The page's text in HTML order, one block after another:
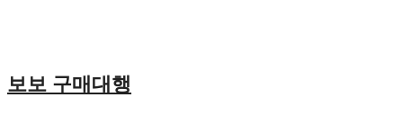
보보 구매대행